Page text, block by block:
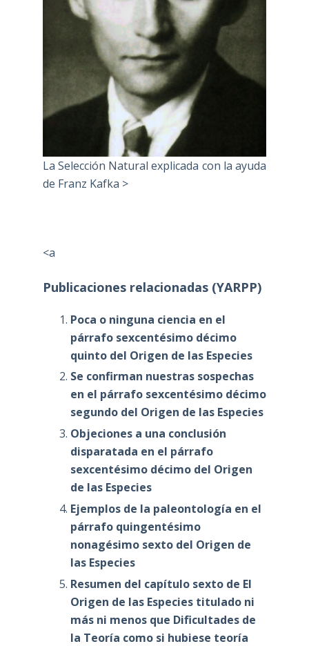
La Selección Natural explicada con la ayuda
de Franz Kafka >
<a
Publicaciones relacionadas (YARPP)
Poca o ninguna ciencia en el
párrafo sexcentésimo décimo
quinto del Origen de las Especies
Se confirman nuestras sospechas
en el párrafo sexcentésimo décimo
segundo del Origen de las Especies
Objeciones a una conclusión
disparatada en el párrafo
sexcentésimo décimo del Origen
de las Especies
Ejemplos de la paleontología en el
párrafo quingentésimo
nonagésimo sexto del Origen de
las Especies
Resumen del capítulo sexto de El
Origen de las Especies titulado ni
más ni menos que Dificultades de
la Teoría como si hubiese teoría